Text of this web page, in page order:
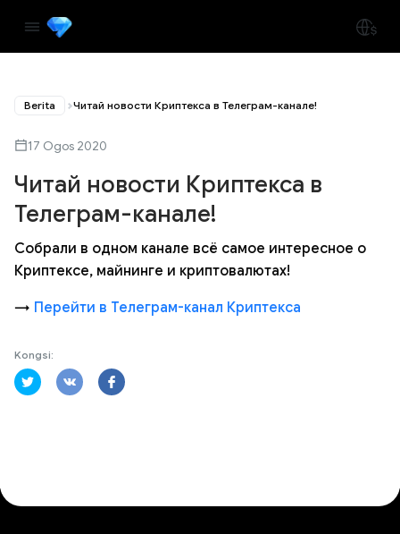
Berita Читай новости Криптекса в Телеграм-канале!
17 Ogos 2020
Читай новости Криптекса в
Телеграм-канале!
Собрали в одном канале всё самое интересное о
Криптексе, майнинге и криптовалютах!
→ Перейти в Телеграм-канал Криптекса
Kongsi: